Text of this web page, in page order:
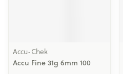
Accu-Chek
Accu Fine 31g 6mm 100